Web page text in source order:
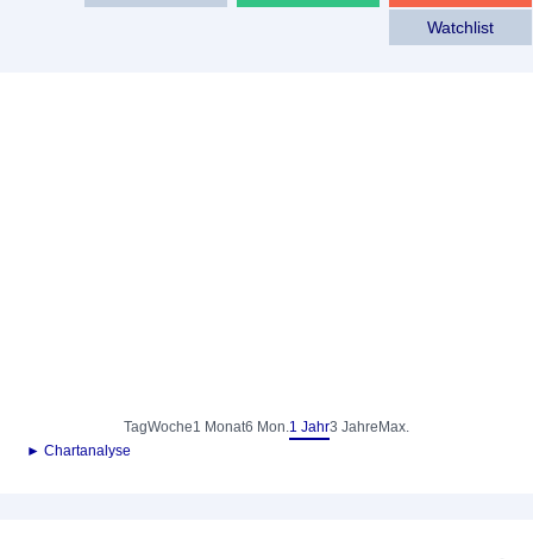
Watchlist
TagWoche1 Monat6 Mon.1 Jahr3 Jahre Max.
► Chartanalyse